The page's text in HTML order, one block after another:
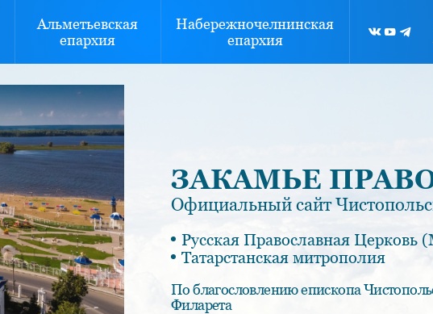
Альметьевская
епархия
Набережночелнинская
епархия
ЗАКАМЬЕ
Официальный сайт
Русская Православная Церковь
Татарстанская митрополия
По благословлению епископа
Филарета